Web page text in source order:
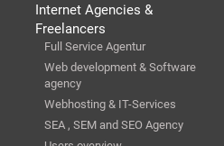
Internet Agencies &
Freelancers
Full Service Agentur
Web development & Software
agency
Webhosting & IT-Services
SEA , SEM and SEO Agency